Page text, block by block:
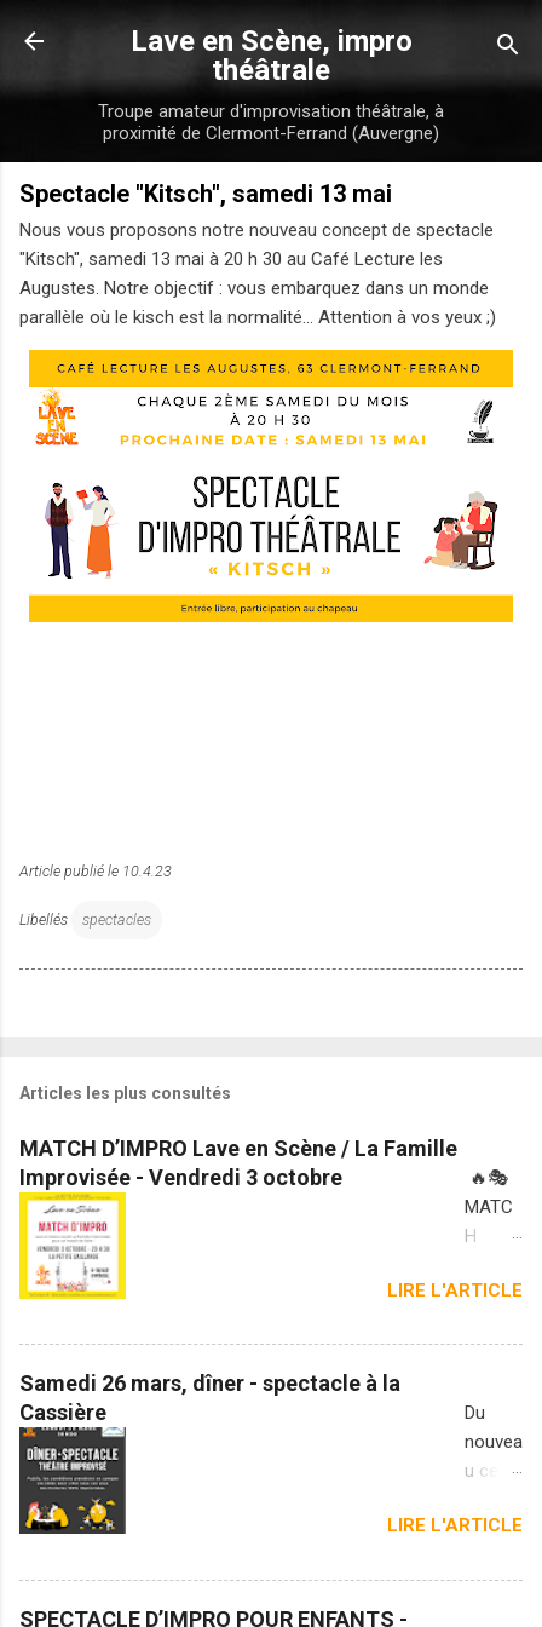
Accéder au contenu principal
Lave en Scène, impro
théâtrale
Troupe amateur d'improvisation théâtrale, à
proximité de Clermont-Ferrand (Auvergne)
Spectacle "Kitsch", samedi 13 mai
Nous vous proposons notre nouveau concept de spectacle
"Kitsch", samedi 13 mai à 20 h 30 au Café Lecture les
Augustes. Notre objectif : vous embarquez dans un monde
parallèle où le kisch est la normalité... Attention à vos yeux ;)
Article publié le 10.4.23
Libellés spectacles
Articles les plus consultés
MATCH D’IMPRO Lave en Scène / La Famille
Improvisée - Vendredi 3 octobre
🔥🎭
MATC
H
O 🎭🔥
en
reçoit
La
Famille
isée
un
LIRE L'ARTICLE
Samedi 26 mars, dîner - spectacle à la
Cassière
Du
nouvea
u cette
Lave
Scène
LIRE L'ARTICLE
SPECTACLE D’IMPRO POUR ENFANTS -